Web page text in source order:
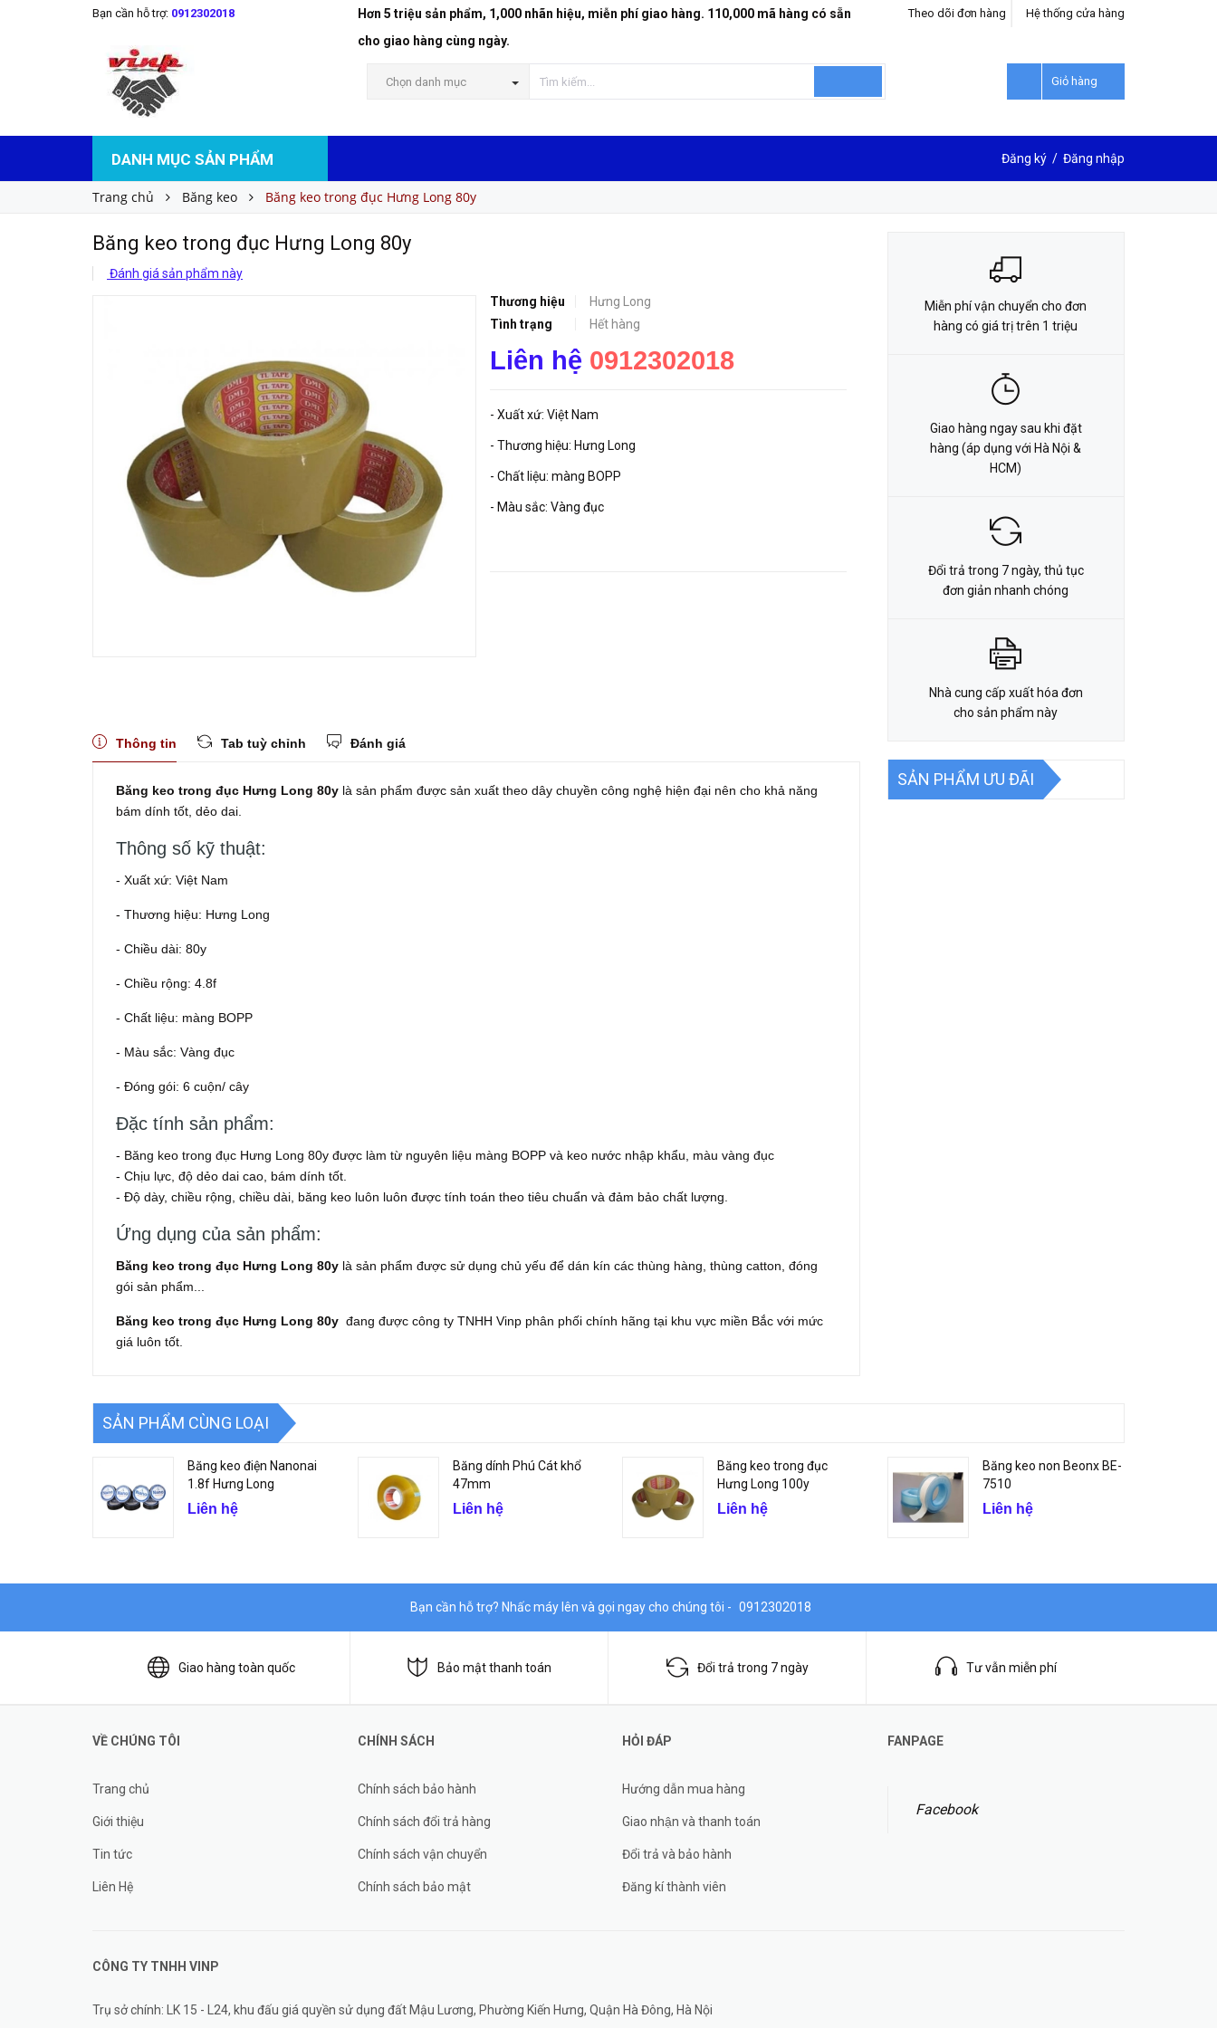
Bạn cần hỗ trợ: 0912302018
Hơn 5 triệu sản phẩm, 1,000 nhãn hiệu, miễn phí giao hàng. 110,000 mã hàng có sẵn
cho giao hàng cùng ngày.
Hệ thống cửa hàng
Theo dõi đơn hàng
Chọn danh mục Giỏ hàng
DANH MỤC SẢN PHẨM Đăng ký / Đăng nhập
Trang chủ Băng keo Băng keo trong đục Hưng Long 80y
Băng keo trong đục Hưng Long 80y
Đánh giá sản phẩm này
Thương hiệu
Hưng Long
Tình trạng
Hết hàng
Liên hệ 0912302018
- Xuất xứ: Việt Nam
- Thương hiệu: Hưng Long
- Chất liệu: màng BOPP
- Màu sắc: Vàng đục
Băng keo trong đục Hưng Long 80y LIÊN HỆ ĐẶT HÀNG
Thông tin Tab tuỳ chỉnh Đánh giá
Băng keo trong đục Hưng Long 80y là sản phẩm được sản xuất theo dây chuyền công nghệ hiện đại nên cho khả năng
bám dính tốt, dẻo dai.
Thông số kỹ thuật:
- Xuất xứ: Việt Nam
- Thương hiệu: Hưng Long
- Chiều dài: 80y
- Chiều rộng: 4.8f
- Chất liệu: màng BOPP
- Màu sắc: Vàng đục
- Đóng gói: 6 cuộn/ cây
Đặc tính sản phẩm:
- Băng keo trong đục Hưng Long 80y được làm từ nguyên liệu màng BOPP và keo nước nhập khẩu, màu vàng đục
- Chịu lực, độ dẻo dai cao, bám dính tốt.
- Độ dày, chiều rộng, chiều dài, băng keo luôn luôn được tính toán theo tiêu chuẩn và đảm bảo chất lượng.
Ứng dụng của sản phẩm:
Băng keo trong đục Hưng Long 80y là sản phẩm được sử dụng chủ yếu để dán kín các thùng hàng, thùng catton, đóng
gói sản phẩm...
Băng keo trong đục Hưng Long 80y đang được công ty TNHH Vinp phân phối chính hãng tại khu vực miền Bắc với mức
giá luôn tốt.
Miễn phí vận chuyển cho đơn
hàng có giá trị trên 1 triệu
Giao hàng ngay sau khi đặt
hàng (áp dụng với Hà Nội &
HCM)
Đổi trả trong 7 ngày, thủ tục
đơn giản nhanh chóng
Nhà cung cấp xuất hóa đơn
cho sản phẩm này
SẢN PHẨM ƯU ĐÃI
SẢN PHẨM CÙNG LOẠI
Băng keo điện Nanonai
1.8f Hưng Long
Liên hệ
Băng dính Phú Cát khổ
47mm
Liên hệ
Băng keo trong đục
Hưng Long 100y
Liên hệ
Băng keo non Beonx BE-
7510
Liên hệ
Bạn cần hỗ trợ? Nhấc máy lên và gọi ngay cho chúng tôi - 0912302018
Giao hàng toàn quốc Bảo mật thanh toán Đổi trả trong 7 ngày Tư vẫn miễn phí
VỀ CHÚNG TÔI
Trang chủ
Giới thiệu
Tin tức
Liên Hệ
CHÍNH SÁCH
Chính sách bảo hành
Chính sách đổi trả hàng
Chính sách vận chuyển
Chính sách bảo mật
HỎI ĐÁP
Hướng dẫn mua hàng
Giao nhận và thanh toán
Đổi trả và bảo hành
Đăng kí thành viên
FANPAGE
Facebook
CÔNG TY TNHH VINP
Trụ sở chính: LK 15 - L24, khu đấu giá quyền sử dụng đất Mậu Lương, Phường Kiến Hưng, Quận Hà Đông, Hà Nội